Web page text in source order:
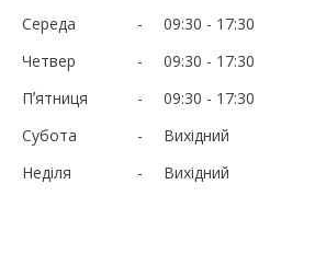
Середа
09:30
17:30
Четвер
09:30
17:30
Пʼятниця
09:30
17:30
Субота
Вихідний
Неділя
Вихідний